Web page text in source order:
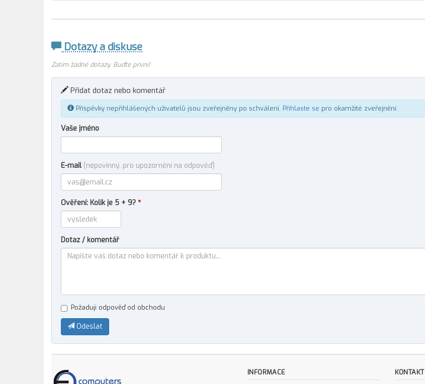
Dotazy a diskuse
Zatím žádné dotazy. Buďte první!
Přidat dotaz nebo komentář
Příspěvky nepřihlášených uživatelů jsou zveřejněny po schválení. Přihlaste se pro okamžité zveřejnění.
Vaše jméno
E-mail (nepovinný, pro upozornění na odpověď)
Ověření: Kolik je 5 + 9? *
Dotaz / komentář
Požaduji odpověď od obchodu
Odeslat
INFORMACE KONTAKT